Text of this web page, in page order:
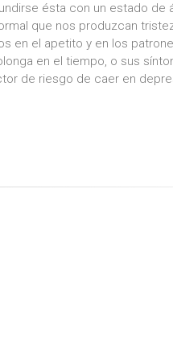
ésta con un estado de
que nos produzcan
en el apetito y en los
en el tiempo, o sus
de riesgo de caer en